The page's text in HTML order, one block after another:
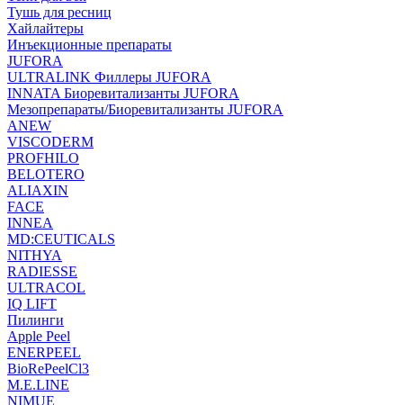
Тушь для ресниц
Хайлайтеры
Инъекционные препараты
JUFORA
ULTRALINK Филлеры JUFORA
INNATA Биоревитализанты JUFORA
Мезопрепараты/Биоревитализанты JUFORA
ANEW
VISCODERM
PROFHILO
BELOTERO
ALIAXIN
FACE
INNEA
MD:CEUTICALS
NITHYA
RADIESSE
ULTRACOL
IQ LIFT
Пилинги
Apple Peel
ENERPEEL
BioRePeelCl3
M.E.LINE
NIMUE